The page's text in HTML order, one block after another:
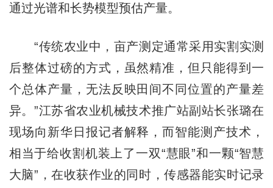
通过光谱和长势模型预估产量。
“传统农业中，亩产测定通常采用实割实测
后整体过磅的方式，虽然精准，但只能得到一
个总体产量，无法反映田间不同位置的产量差
异。”江苏省农业机械技术推广站副站长张璐在
现场向新华日报记者解释，而智能测产技术，
相当于给收割机装上了一双“慧眼”和一颗“智慧
大脑”，在收获作业的同时，传感器能实时记录